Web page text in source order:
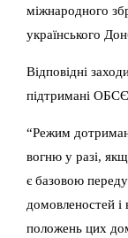
міжнародного
українського
Відповідні
підтримані
“Режим
вогню у разі,
є базовою
домовленостей і
положень цих